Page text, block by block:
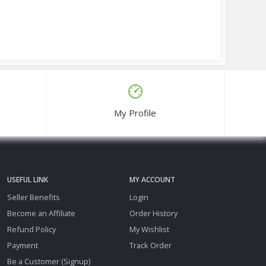
My Profile
USEFUL LINK
Seller Benefits
Become an Affiliate
Refund Policy
Payment
Be a Customer (Signup)
MY ACCOUNT
Login
Order History
My Wishlist
Track Order